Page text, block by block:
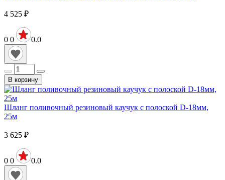
4 525 ₽
0 0 0.0
В корзину
Шланг поливочный резиновый каучук с полоской D-18мм,
25м
3 625 ₽
0 0 0.0